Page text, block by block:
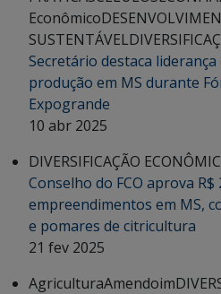
Econômico
SUSTENTÁVEL
Secretário destaca
produção em MS durante
Expogrande
10 abr 2025
DIVERSIFICAÇÃO
Conselho do FCO aprova
empreendimentos em MS,
e pomares de citricultura
21 fev 2025
AgriculturaAmendoim